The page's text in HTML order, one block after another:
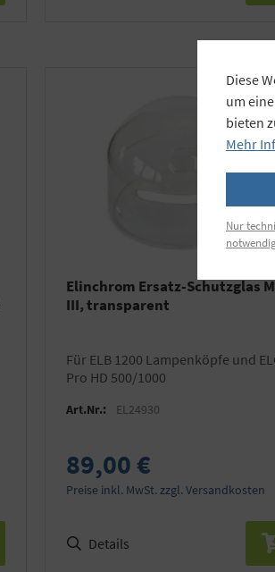
Elinchrom Ersatz-Schutzglas
III, transparent
für ELB 1200 Lampenköpfe und ELC
Pro HD 500/1000
Art.Nr.: EL24930
89,00 €
Preise inkl. MwSt. zzgl. Versandkosten
Details
Diese
um
bieten
Mehr
Nur